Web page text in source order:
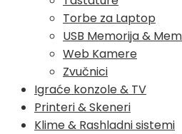
Torbe za Laptop
USB Memorija &
Web Kamere
Zvučnici
Igraće konzole & TV
Printeri & Skeneri
Klime & Rashladni sistemi